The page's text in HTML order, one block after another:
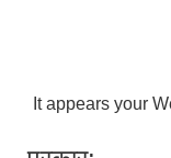
It appears your